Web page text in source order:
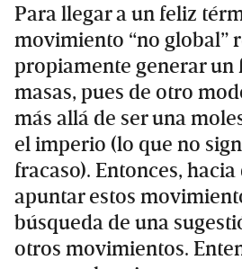
Para llegar a un feliz
movimiento “no global”
propiamente generar un
masas, pues de otro
más allá de ser una
el imperio (lo que no
fracaso). Entonces,
apuntar estos
búsqueda de una
otros movimientos.